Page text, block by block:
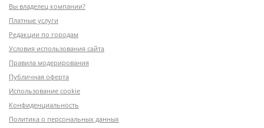
Вы владелец компании?
Платные услуги
Редакции по городам
Условия использования сайта
Правила модерирования
Публичная оферта
Использование cookie
Конфиденциальность
Политика о персональных данных